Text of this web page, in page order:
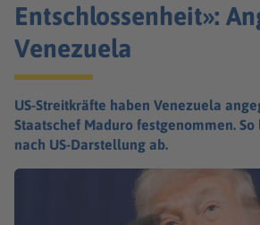
Entschlossenheit»:
Venezuela
US-Streitkräfte haben Venezuela
Staatschef Maduro festgenommen.
nach US-Darstellung ab.